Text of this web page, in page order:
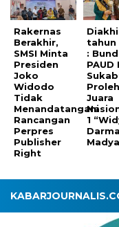
Rakernas
Berakhir,
SMSI Minta
Presiden
Joko
Widodo
Tidak
Menandatangani
Rancangan
Perpres
Publisher
Right
tahun
:
PAUD
Proleh
Juara
1
Darma